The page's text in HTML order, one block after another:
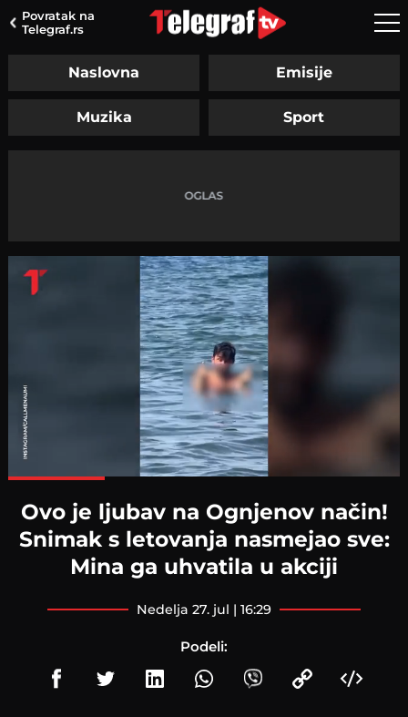
Povratak na
Telegraf.rs
Naslovna Emisije
Muzika Sport
Ovo je ljubav na Ognjenov način!
Snimak s letovanja nasmejao sve:
Mina ga uhvatila u akciji
nedelja 27. jul | 16:29
Podeli: